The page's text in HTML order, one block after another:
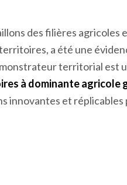
de l’agroalimentaire,
trouver les solutions et
des filières agricoles
a été une